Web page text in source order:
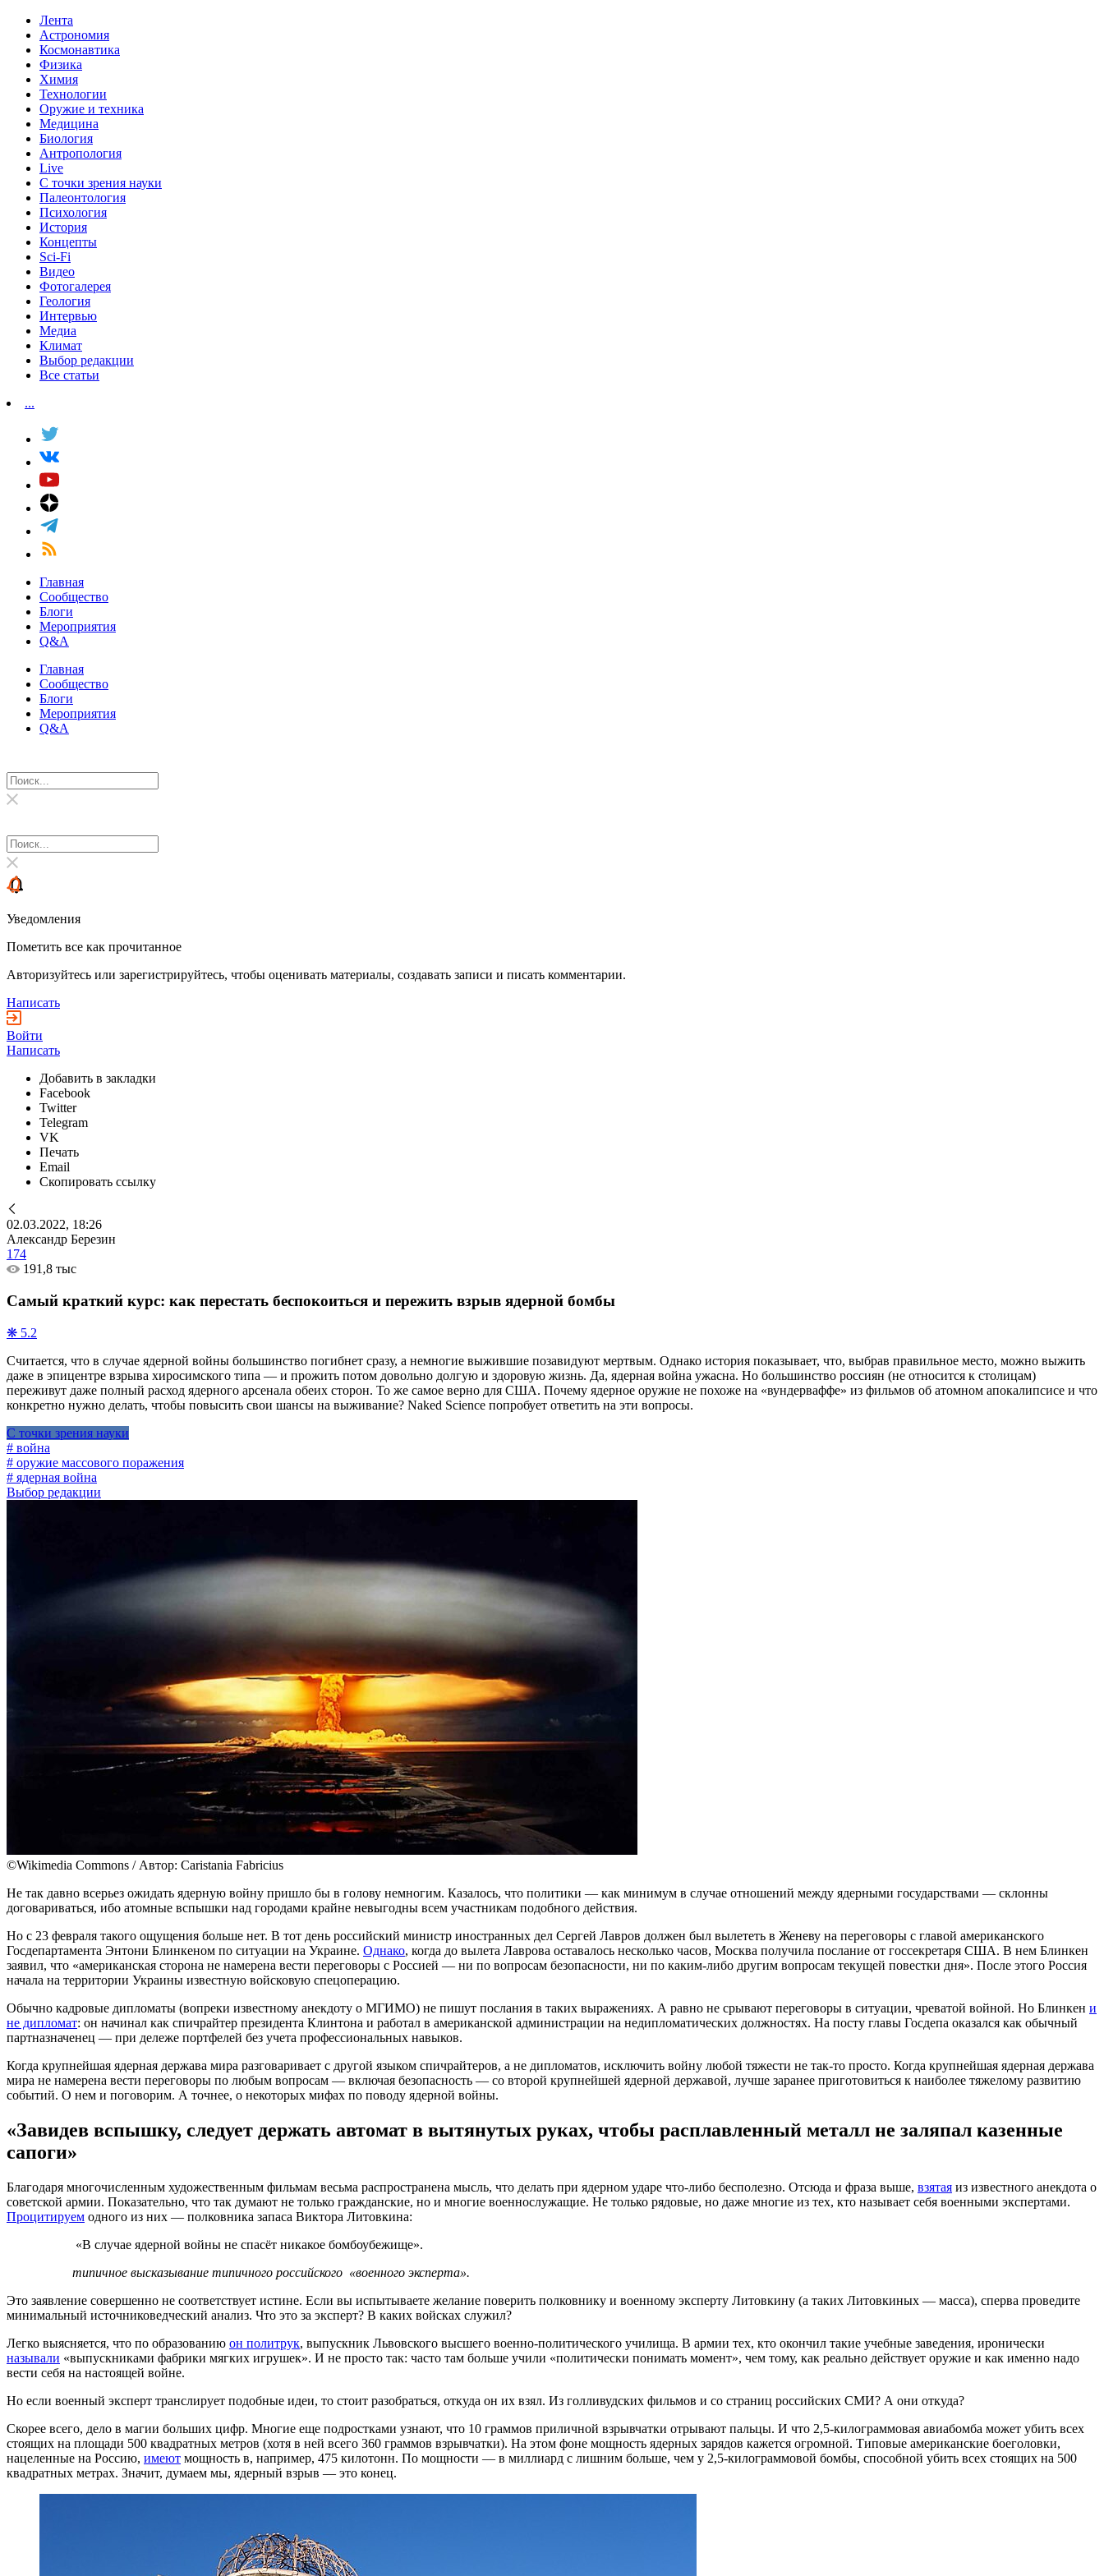
Лента
Астрономия
Космонавтика
Физика
Химия
Технологии
Оружие и техника
Медицина
Биология
Антропология
Live
С точки зрения науки
Палеонтология
Психология
История
Концепты
Sci-Fi
Видео
Фотогалерея
Геология
Интервью
Медиа
Климат
Выбор редакции
Все статьи
...
Главная
Сообщество
Блоги
Мероприятия
Q&A
Главная
Сообщество
Блоги
Мероприятия
Q&A
Уведомления
Пометить все как прочитанное
Авторизуйтесь или зарегистрируйтесь, чтобы оценивать материалы, создавать записи и писать комментарии.
Написать
Войти
Написать
Добавить в закладки
Facebook
Twitter
Telegram
VK
Печать
Email
Скопировать ссылку
02.03.2022, 18:26
Александр Березин
174
191,8 тыс
Самый краткий курс: как перестать беспокоиться и пережить взрыв ядерной бомбы
❋ 5.2
Считается, что в случае ядерной войны большинство погибнет сразу, а немногие выжившие позавидуют мертвым. Однако история показывает, что, выбрав правильное место, можно выжить
даже в эпицентре взрыва хиросимского типа — и прожить потом довольно долгую и здоровую жизнь. Да, ядерная война ужасна. Но большинство россиян (не относится к столицам)
переживут даже полный расход ядерного арсенала обеих сторон. То же самое верно для США. Почему ядерное оружие не похоже на «вундерваффе» из фильмов об атомном апокалипсисе и что
конкретно нужно делать, чтобы повысить свои шансы на выживание? Naked Science попробует ответить на эти вопросы.
С точки зрения науки
# война
# оружие массового поражения
# ядерная война
Выбор редакции
©Wikimedia Commons / Автор: Caristania Fabricius
Не так давно всерьез ожидать ядерную войну пришло бы в голову немногим. Казалось, что политики — как минимум в случае отношений между ядерными государствами — склонны
договариваться, ибо атомные вспышки над городами крайне невыгодны всем участникам подобного действия.
Но с 23 февраля такого ощущения больше нет. В тот день российский министр иностранных дел Сергей Лавров должен был вылететь в Женеву на переговоры с главой американского
Госдепартамента Энтони Блинкеном по ситуации на Украине. Однако, когда до вылета Лаврова оставалось несколько часов, Москва получила послание от госсекретаря США. В нем Блинкен
заявил, что «американская сторона не намерена вести переговоры с Россией — ни по вопросам безопасности, ни по каким-либо другим вопросам текущей повестки дня». После этого Россия
начала на территории Украины известную войсковую спецоперацию.
Обычно кадровые дипломаты (вопреки известному анекдоту о МГИМО) не пишут послания в таких выражениях. А равно не срывают переговоры в ситуации, чреватой войной. Но Блинкен и
не дипломат: он начинал как спичрайтер президента Клинтона и работал в американской администрации на недипломатических должностях. На посту главы Госдепа оказался как обычный
партназначенец — при дележе портфелей без учета профессиональных навыков.
Когда крупнейшая ядерная держава мира разговаривает с другой языком спичрайтеров, а не дипломатов, исключить войну любой тяжести не так-то просто. Когда крупнейшая ядерная держава
мира не намерена вести переговоры по любым вопросам — включая безопасность — со второй крупнейшей ядерной державой, лучше заранее приготовиться к наиболее тяжелому развитию
событий. О нем и поговорим. А точнее, о некоторых мифах по поводу ядерной войны.
«Завидев вспышку, следует держать автомат в вытянутых руках, чтобы расплавленный металл не заляпал казенные
сапоги»
Благодаря многочисленным художественным фильмам весьма распространена мысль, что делать при ядерном ударе что-либо бесполезно. Отсюда и фраза выше, взятая из известного анекдота о
советской армии. Показательно, что так думают не только гражданские, но и многие военнослужащие. Не только рядовые, но даже многие из тех, кто называет себя военными экспертами.
Процитируем одного из них — полковника запаса Виктора Литовкина:
«В случае ядерной войны не спасёт никакое бомбоубежище».
типичное высказывание типичного российского «военного эксперта».
Это заявление совершенно не соответствует истине. Если вы испытываете желание поверить полковнику и военному эксперту Литовкину (а таких Литовкиных — масса), сперва проведите
минимальный источниковедческий анализ. Что это за эксперт? В каких войсках служил?
Легко выясняется, что по образованию он политрук, выпускник Львовского высшего военно-политического училища. В армии тех, кто окончил такие учебные заведения, иронически
называли «выпускниками фабрики мягких игрушек». И не просто так: часто там больше учили «политически понимать момент», чем тому, как реально действует оружие и как именно надо
вести себя на настоящей войне.
Но если военный эксперт транслирует подобные идеи, то стоит разобраться, откуда он их взял. Из голливудских фильмов и со страниц российских СМИ? А они откуда?
Скорее всего, дело в магии больших цифр. Многие еще подростками узнают, что 10 граммов приличной взрывчатки отрывают пальцы. И что 2,5-килограммовая авиабомба может убить всех
стоящих на площади 500 квадратных метров (хотя в ней всего 360 граммов взрывчатки). На этом фоне мощность ядерных зарядов кажется огромной. Типовые американские боеголовки,
нацеленные на Россию, имеют мощность в, например, 475 килотонн. По мощности — в миллиард с лишним больше, чем у 2,5-килограммовой бомбы, способной убить всех стоящих на 500
квадратных метрах. Значит, думаем мы, ядерный взрыв — это конец.